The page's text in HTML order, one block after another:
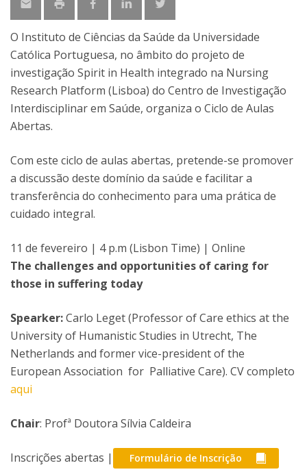
O Instituto de Ciências da Saúde da Universidade
Católica Portuguesa, no âmbito do projeto de
investigação Spirit in Health integrado na Nursing
Research Platform (Lisboa) do Centro de Investigação
Interdisciplinar em Saúde, organiza o Ciclo de Aulas
Abertas.
Com este ciclo de aulas abertas, pretende-se promover
a discussão deste domínio da saúde e facilitar a
transferência do conhecimento para uma prática de
cuidado integral.
11 de fevereiro | 4 p.m (Lisbon Time) | Online
The challenges and opportunities of caring for
those in suffering today
Spearker:Carlo Leget (Professor of Care ethics at the
University of Humanistic Studies in Utrecht, The
Netherlands and former vice-president of the
European Association for Palliative Care). CV completo
aqui
Chair: Profª Doutora Sílvia Caldeira
Inscrições abertas | Formulário de Inscrição